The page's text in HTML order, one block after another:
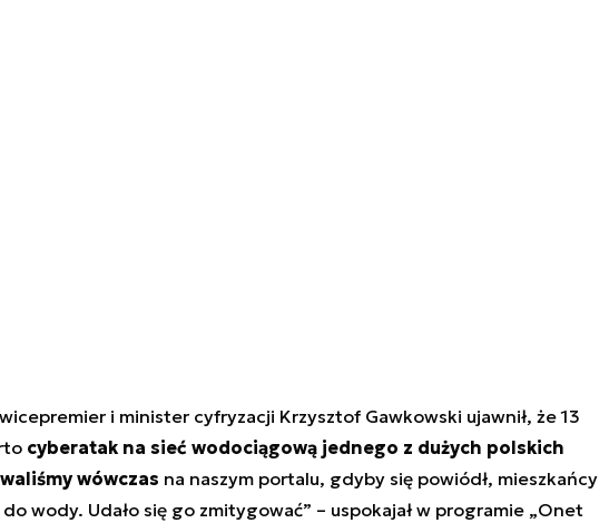
i minister cyfryzacji Krzysztof Gawkowski ujawnił, że 13
cyberatak na sieć wodociągową jednego z dużych polskich
wówczas na naszym portalu, gdyby się powiódł, mieszkańcy
wody. Udało się go zmitygować” – uspokajał w programie „Onet